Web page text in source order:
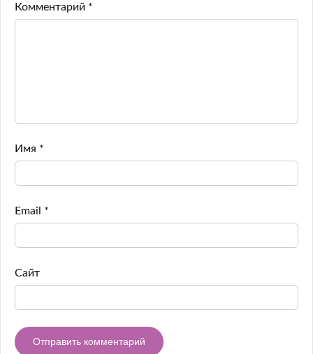
Комментарий *
Имя *
Email *
Сайт